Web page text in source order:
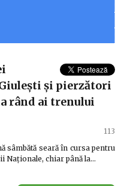
şi pierzători
rând ai trenului
113
sâmbătă seară în cursa pentru
Naţionale, chiar până la…